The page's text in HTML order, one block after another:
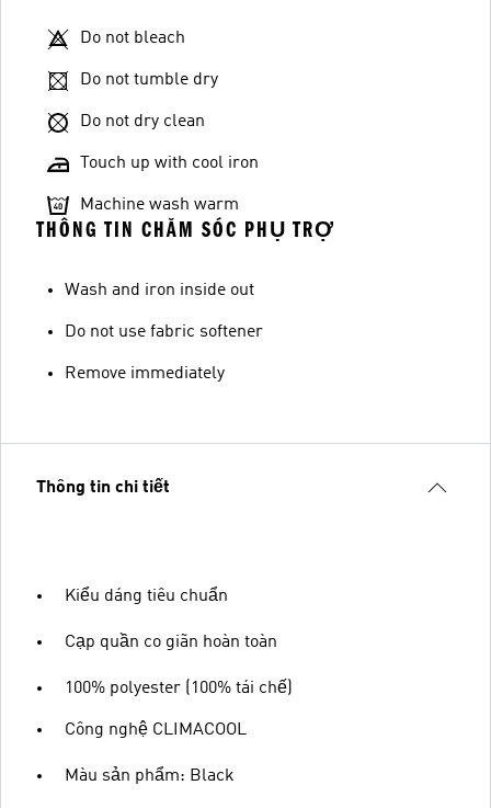
Do not bleach
Do not tumble dry
Do not dry clean
Touch up with cool iron
Machine wash warm
THÔNG TIN CHĂM SÓC PHỤ TRỢ
Wash and iron inside out
Do not use fabric softener
Remove immediately
Thông tin chi tiết
Kiểu dáng tiêu chuẩn
Cạp quần co giãn hoàn toàn
100% polyester (100% tái chế)
Công nghệ CLIMACOOL
Màu sản phẩm: Black